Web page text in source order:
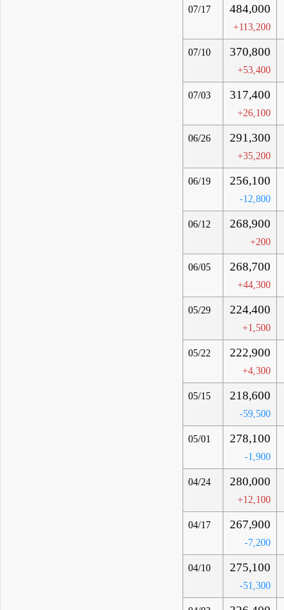
07/17 484,000
+113,200
07/10 370,800
+53,400
07/03 317,400
+26,100
06/26 291,300
+35,200
06/19 256,100
-12,800
06/12 268,900
+200
06/05 268,700
+44,300
05/29 224,400
+1,500
05/22 222,900
+4,300
05/15 218,600
-59,500
05/01 278,100
-1,900
04/24 280,000
+12,100
04/17 267,900
-7,200
04/10 275,100
-51,300